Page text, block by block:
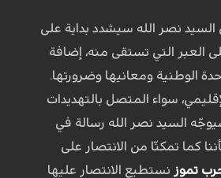
السيد نصر الله سيشدد بداية على
العبر التي تستقى منه، إضافة
الوطنية ومعانيها وضرورتها.
سواء المتصل بالتهديدات
السيد نصر الله رسالة في
كما تمكنّا من الانتصار على
تموز نستطيع الانتصار عليها